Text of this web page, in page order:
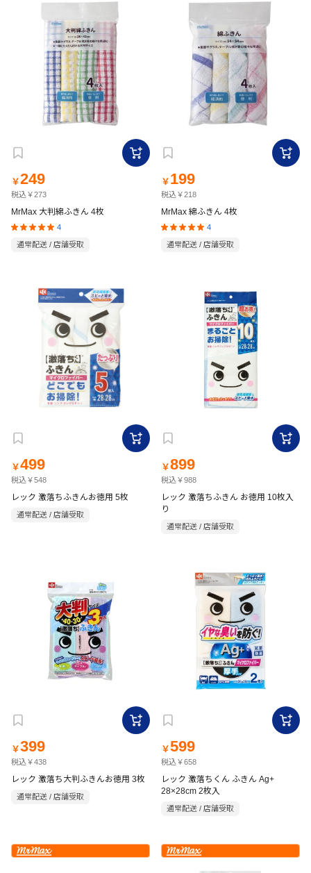
￥249
税込￥273
MrMax 大判綿ふきん 4枚
4
通常配送 / 店舗受取
￥ 199
税込￥218
MrMax 綿ふきん 4枚
4
通常配送 / 店舗受取
￥499
税込￥548
レック 激落ちふきんお徳用 5枚
通常配送 / 店舗受取
￥899
税込￥988
レック 激落ちふきん お徳用 10枚入
り
通常配送 / 店舗受取
￥399
税込￥438
レック 激落ち大判ふきんお徳用 3枚
通常配送 / 店舗受取
￥599
税込￥658
レック 激落ちくん ふきん Ag+
28×28cm 2枚入
通常配送 / 店舗受取